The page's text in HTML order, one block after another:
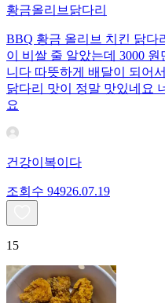
황금올리브닭다리
BBQ 황금 올리브 치킨 닭다
이 비쌀 줄 알았는데 3000
니다 따뜻하게 배달이 되어
닭다리 맛이 정말 맛있네요
요
건강이복이다
조회수 94926.07.19
15